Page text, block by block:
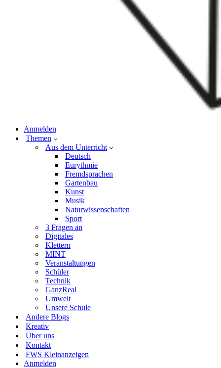
Anmelden
Themen
Aus dem Unterricht
Deutsch
Eurythmie
Fremdsprachen
Gartenbau
Kunst
Musik
Naturwissenschaften
Sport
3 Fragen an
Digitales
Klettern
MINT
Veranstaltungen
Schüler
Technik
GanzReal
Umwelt
Unsere Schule
Andere Blogs
Kreativ
Über uns
Kontakt
FWS Kleinanzeigen
Anmelden